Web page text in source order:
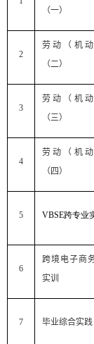
（一）
2
劳动（机
（二）
3
劳动（机
（三）
4
劳动（机
（四）
5 VBSE跨专业
6
跨境电子商
实训
7 毕业综合实践